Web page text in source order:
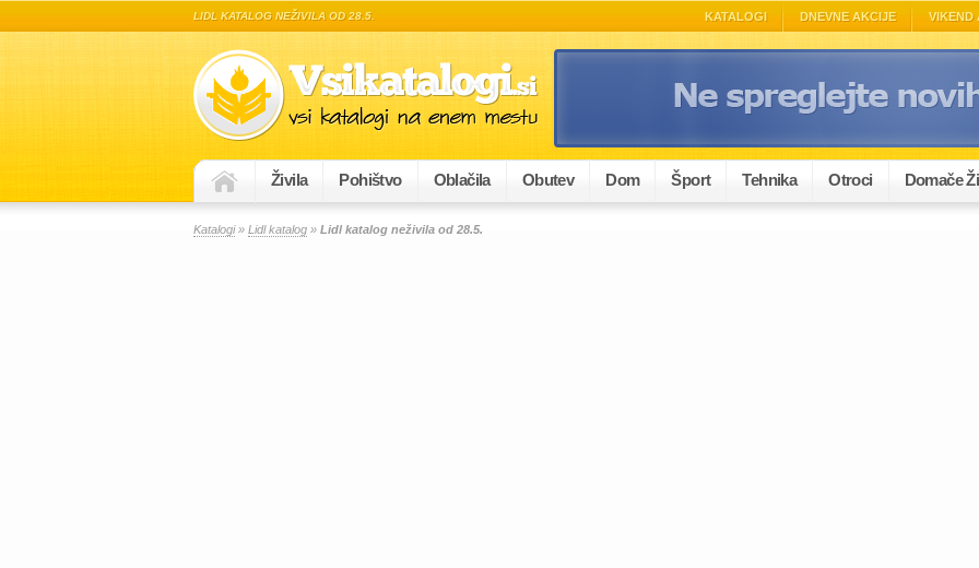
LIDL KATALOG NEŽIVILA OD 28.5. KATALOGI DNEVNE AKCIJE VIKEND
Živila Pohištvo Oblačila Obutev Dom Šport Tehnika Otroci Domače
Katalogi» Lidl katalog » Lidl katalog neživila od 28.5.